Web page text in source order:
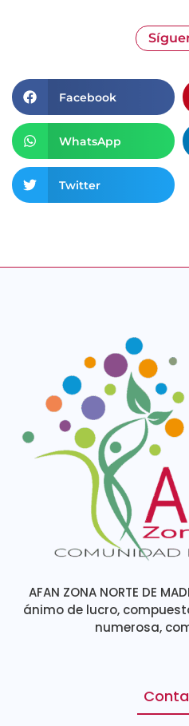
Facebook
WhatsApp
Twitter
AFAN ZONA NORTE DE
ánimo de lucro,
numerosa,